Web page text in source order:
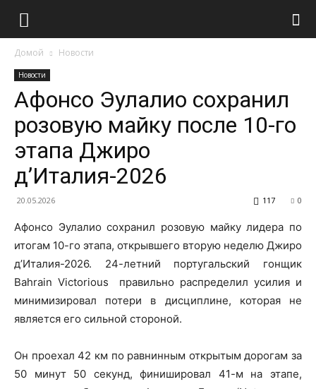
Домой Новости
Новости
Афонсо Эулалио сохранил
розовую майку после 10-го
этапа Джиро
д’Италия-2026
20.05.2026 0
117
Афонсо Эулалио сохранил розовую майку лидера по
итогам 10-го этапа, открывшего вторую неделю Джиро
д’Италия-2026. 24-летний португальский гонщик
Bahrain Victorious правильно распределил усилия и
минимизировал потери в дисциплине, которая не
является его сильной стороной.
Он проехал 42 км по равнинным открытым дорогам за
50 минут 50 секунд, финишировал 41-м на этапе,